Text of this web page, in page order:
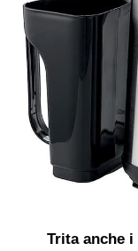
Trita anche